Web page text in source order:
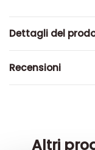
Dettagli del
Recensioni
Altri